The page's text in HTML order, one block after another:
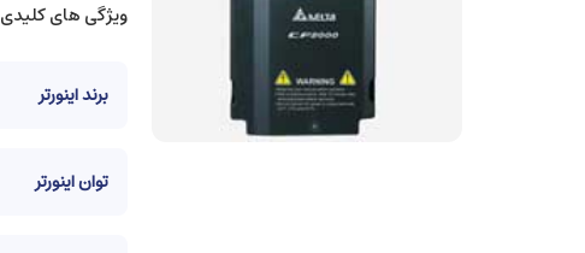
ویژگی های کلیدی
برند اینورتر
توان اینورتر